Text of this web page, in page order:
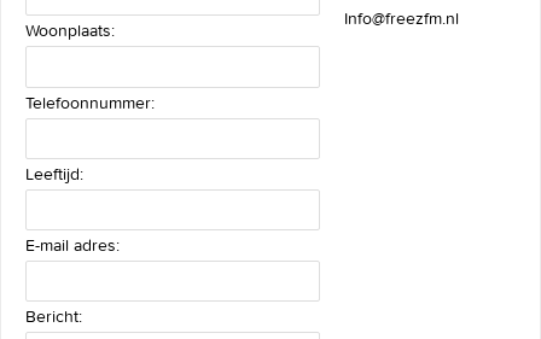
Woonplaats:
Telefoonnummer:
Leeftijd:
E-mail adres:
Bericht:
Info@freezfm.nl